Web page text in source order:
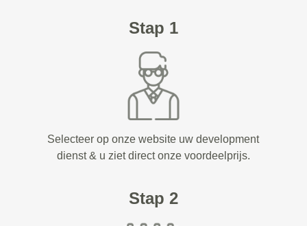
Stap 1
Selecteer op onze website uw development
dienst & u ziet direct onze voordeelprijs.
Stap 2